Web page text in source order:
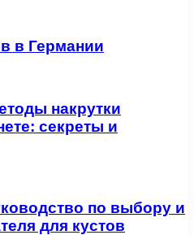
в Германии
накрутки
секреты и
по выбору и
для кустов